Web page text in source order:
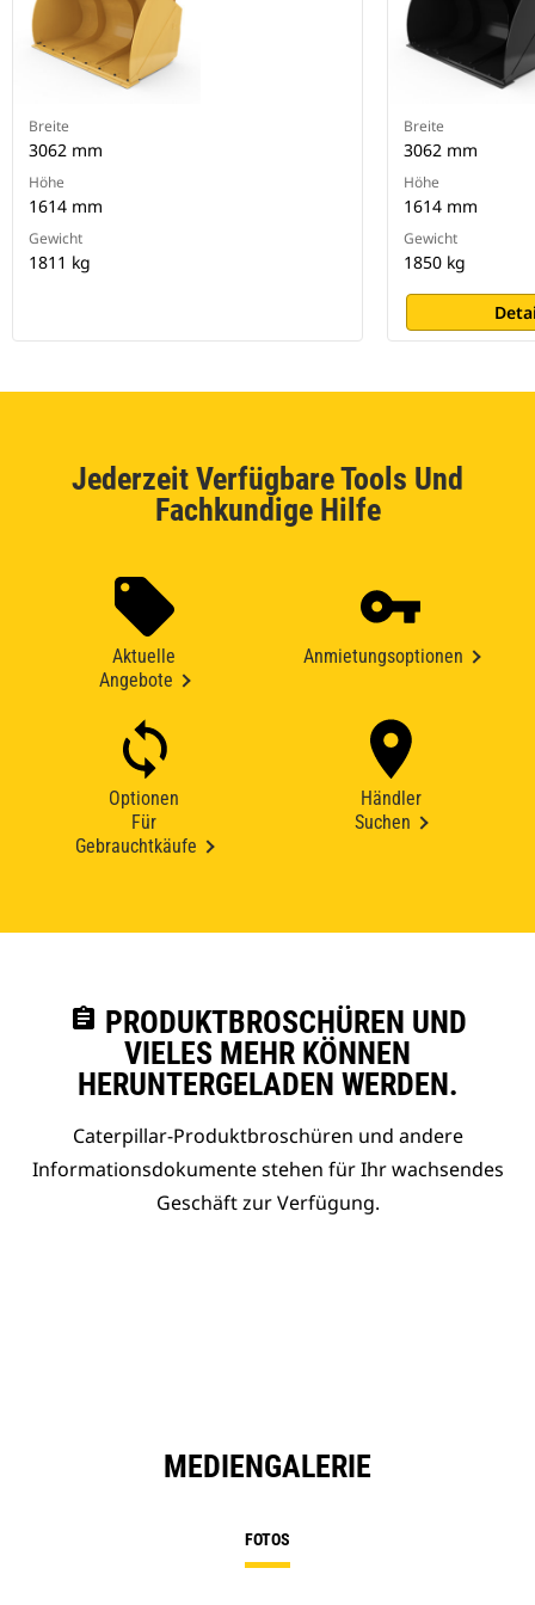
Breite
3062 mm
Höhe
1614 mm
Gewicht
1811 kg
Breite
3062 mm
Höhe
1614 mm
Gewicht
1850 kg
Jederzeit Verfügbare Tools Und
Fachkundige Hilfe
Aktuelle
Angebote
Anmietungsoptionen
Optionen
Für
Gebrauchtkäufe
Händler
Suchen
assignment PRODUKTBROSCHÜREN UND
VIELES MEHR KÖNNEN
HERUNTERGELADEN WERDEN.
Caterpillar-Produktbroschüren und andere
Informationsdokumente stehen für Ihr wachsendes
Geschäft zur Verfügung.
MEDIENGALERIE
FOTOS